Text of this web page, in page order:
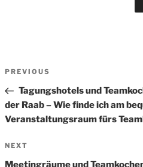
Beitrags-
Previous
Post
PREVIOUS
Tagungshotels und
der Raab – Wie finde ich am
Veranstaltungsraum fürs
Next
Post
NEXT
Meetingräume und